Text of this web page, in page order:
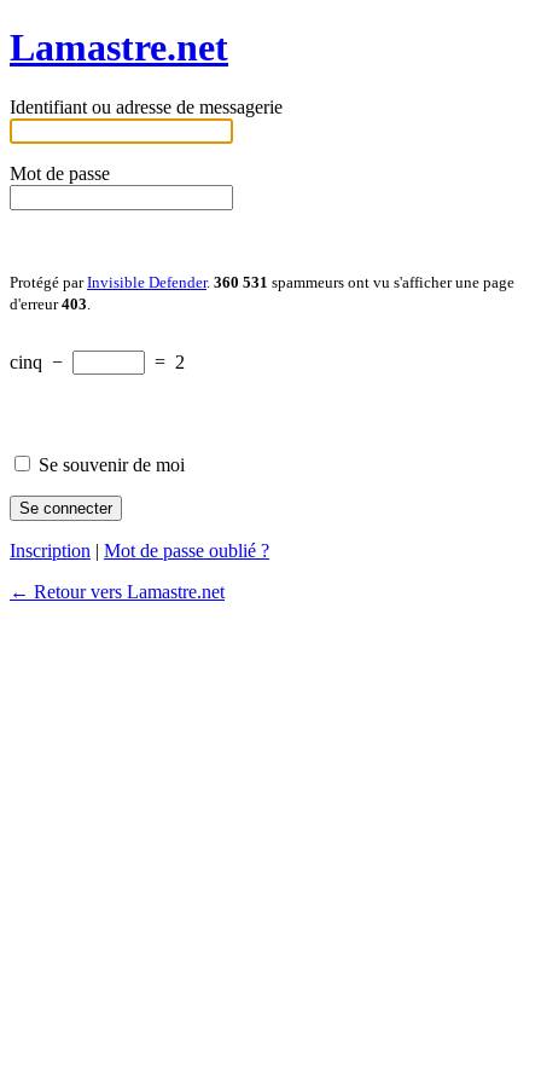
Lamastre.net
Identifiant ou adresse de messagerie
Mot de passe
Protégé parInvisible Defender. 360 531 spammeurs ont vu s'afficher une page
d'erreur403
cinq − = 2
Se souvenir de moi
Inscription | Mot de passe oublié ?
← Retour vers Lamastre.net